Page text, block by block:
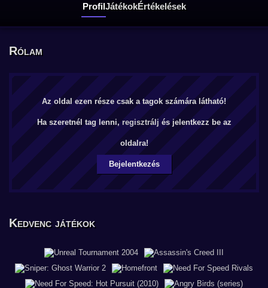
ProfilJátékokÉrtékelések
Rólam
Az oldal ezen része csak a tagok számára látható!
Ha szeretnél tag lenni, regisztrálj és jelentkezz be az
oldalra!
Bejelentkezés
Kedvenc játékok